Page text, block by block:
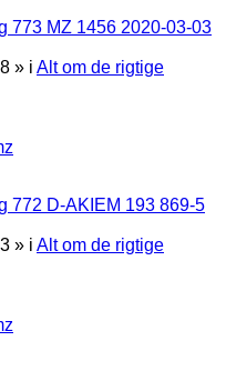
773 MZ 1456 2020-03-03
» i Alt om de rigtige
772 D-AKIEM 193 869-5
» i Alt om de rigtige